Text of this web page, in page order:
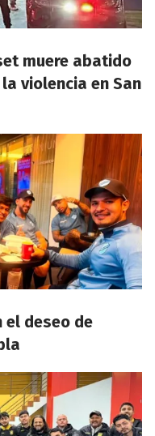
muere abatido
violencia en San
el deseo de